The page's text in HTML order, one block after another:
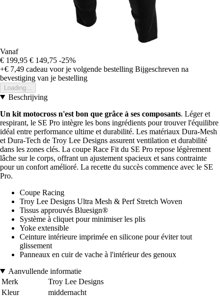
Vanaf
€ 199,95 € 149,75 -25%
+€ 7,49 cadeau voor je volgende bestelling Bijgeschreven na
bevestiging van je bestelling
Loading...
Beschrijving
Un kit motocross n'est bon que grâce à ses composants. Léger et
respirant, le SE Pro intègre les bons ingrédients pour trouver l'équilibre
idéal entre performance ultime et durabilité. Les matériaux Dura-Mesh
et Dura-Tech de Troy Lee Designs assurent ventilation et durabilité
dans les zones clés. La coupe Race Fit du SE Pro repose légèrement
lâche sur le corps, offrant un ajustement spacieux et sans contrainte
pour un confort amélioré. La recette du succès commence avec le SE
Pro.
Coupe Racing
Troy Lee Designs Ultra Mesh & Perf Stretch Woven
Tissus approuvés Bluesign®
Système à cliquet pour minimiser les plis
Yoke extensible
Ceinture intérieure imprimée en silicone pour éviter tout
glissement
Panneaux en cuir de vache à l'intérieur des genoux
Aanvullende informatie
Merk
Troy Lee Designs
Kleur
middernacht